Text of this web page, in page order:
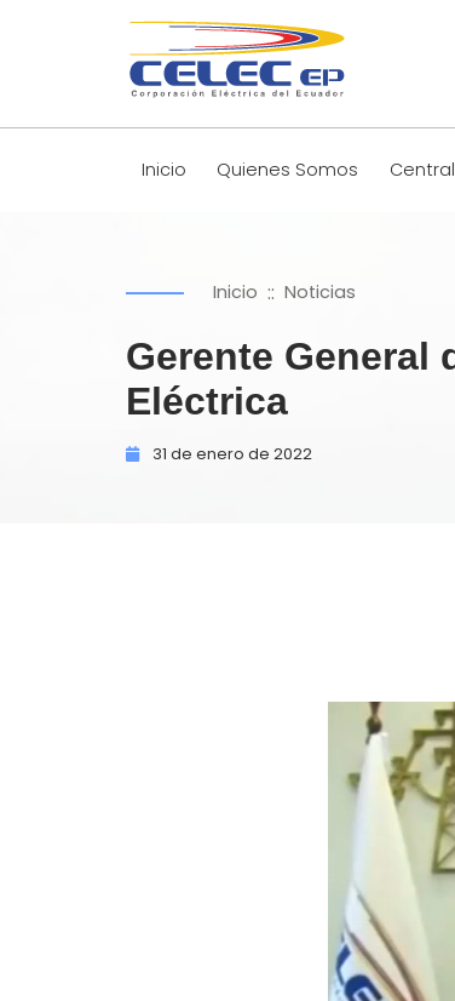
Inicio Quienes Somos
Inicio :: Noticias
Gerente General
Eléctrica
31 de enero de 2022